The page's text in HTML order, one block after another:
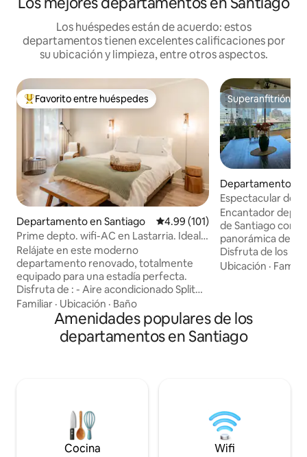
Los huéspedes están de acuerdo: estos
departamentos tienen excelentes calificaciones por
su ubicación y limpieza, entre otros aspectos.
De los mejores en Favorito entre huéspedes
Favorito entre huéspedes
Departamento en Santiago Calificación promedio: 4.99 de
4.99 (101)
Prime depto. wifi-AC en Lastarria. Ideal
Viajeros
Relájate en este moderno
departamento renovado, totalmente
equipado para una estadía perfecta.
Disfruta de : - Aire acondicionado Split
Inverter - Wi-Fi de alta velocidad -
Lavadora/secadora - Secador y plancha
de pelo - Cama con suaves sábanas de
Familiar · Ubicación · Baño
Superanfitrión
Superanfitrión
Departamento en
Espectacular
Panorámicas.
Encantador
de Santiago con
panorámica del
Disfruta de los
por la noche y de
comodidades
estancia
privado, podrás
Ubicación ·
Amenidades populares de los
departamentos en Santiago
Cocina Wifi